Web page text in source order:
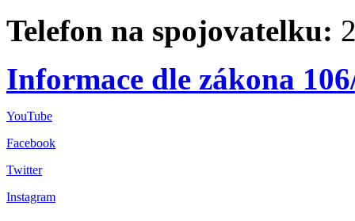
Telefon na spojovatelku:
Informace dle zákona
YouTube
Facebook
Twitter
Instagram